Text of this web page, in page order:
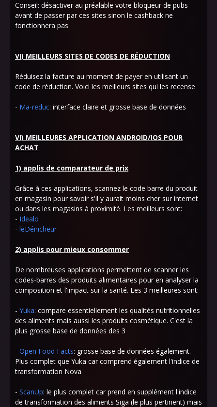
Conseil: désactiver au préalable votre bloqueur de pubs
avant de passer par ces sites sinon le cashback ne
fonctionnera pas
VI) MEILLEURS SITES DE CODES DE RÉDUCTION
Réduisez la facture au moment de payer en utilisant un
code de réduction. Voici les meilleurs sites qui les recense
- Ma-reduc: interface claire et grosse base de données
VI) MEILLEURES APPLICATION ANDROID/IOS POUR
ACHAT
1) applis de comparateur de prix
Grâce à ces applications, scannez le code barre du produit
en magasin pour savoir s'il y aurait moins cher sur internet
ou dans les magasins à proximité. Les meilleurs sont:
- Idealo
- leDénicheur
2) applis pour mieux consommer
De nombreuses applications permettent de scanner les
codes-barres des produits alimentaires pour en analyser la
composition et l'impact sur la santé. Les 3 meilleures sont:
- Yuka: compare essentiellement les qualités nutritionnelles
des aliments mais aussi les produits cosmétique. C'est la
plus grosse base de données des 3
- Open Food Facts: grosse base de données également.
Plus complet que Yuka car comprend également l'indice de
transformation Nova
- ScanUp: le plus complet car prend en supplément l'indice
de transformation des aliments Siga (le plus pertinent) mais